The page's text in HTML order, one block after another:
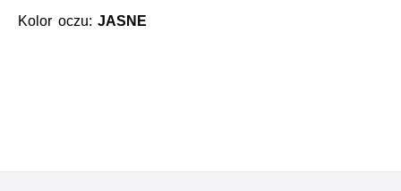
Kolor oczu:JASNE